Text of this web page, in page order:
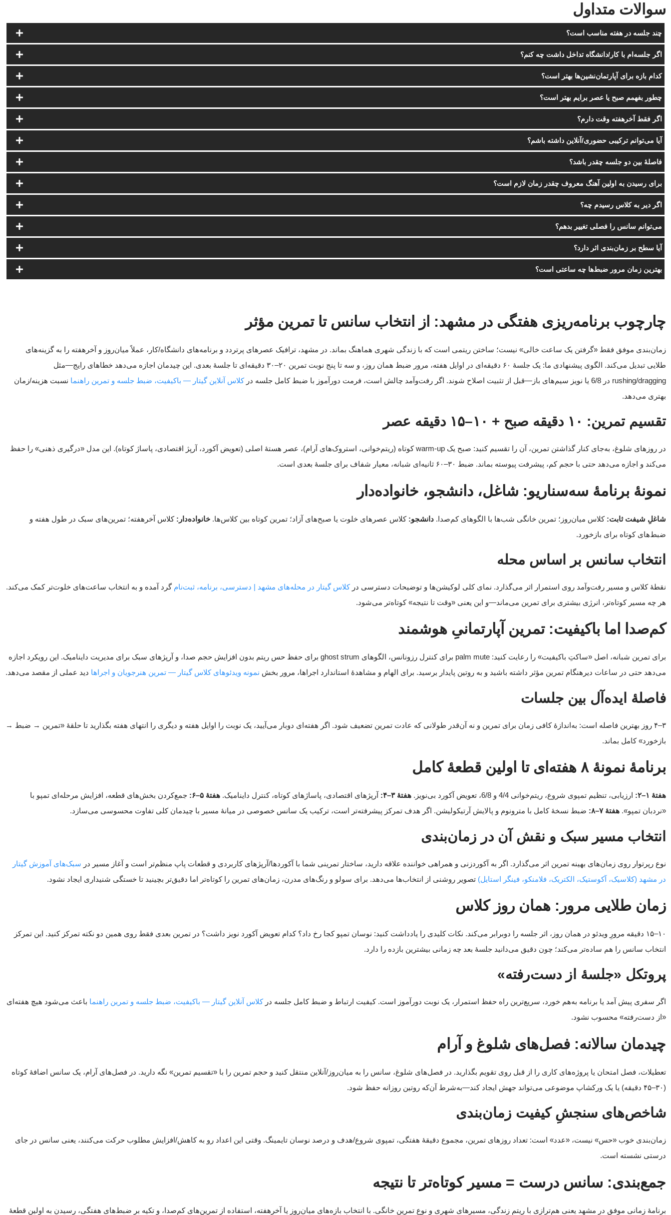
سوالات متداول
چند جلسه در هفته مناسب است؟
اگر جلسه‌ام با کار/دانشگاه تداخل داشت چه کنم؟
کدام بازه برای آپارتمان‌نشین‌ها بهتر است؟
چطور بفهمم صبح یا عصر برایم بهتر است؟
اگر فقط آخرهفته وقت دارم؟
آیا می‌توانم ترکیبی حضوری/آنلاین داشته باشم؟
فاصلهٔ بین دو جلسه چقدر باشد؟
برای رسیدن به اولین آهنگ معروف چقدر زمان لازم است؟
اگر دیر به کلاس رسیدم چه؟
می‌توانم سانس را فصلی تغییر بدهم؟
آیا سطح بر زمان‌بندی اثر دارد؟
بهترین زمان مرور ضبط‌ها چه ساعتی است؟
چارچوب برنامه‌ریزی هفتگی در مشهد: از انتخاب سانس تا تمرین مؤثر
زمان‌بندی موفق فقط «گرفتن یک ساعت خالی» نیست؛ ساختن ریتمی است که با زندگی شهری هماهنگ بماند. در مشهد، ترافیک عصرهای پرتردد و برنامه‌های دانشگاه/کار، عملاً میان‌روز و آخرهفته را به گزینه‌های
طلایی تبدیل می‌کند. الگوی پیشنهادی ما: یک جلسهٔ ۶۰ دقیقه‌ای در اوایل هفته، مرور ضبط همان روز، و سه تا پنج نوبت تمرین ۲۰–۳۰ دقیقه‌ای تا جلسهٔ بعدی. این چیدمان اجازه می‌دهد خطاهای رایج—مثل
rushing/dragging در 6/8 یا نویز سیم‌های باز—قبل از تثبیت اصلاح شوند. اگر رفت‌وآمد چالش است، فرمت دورآموز با ضبط کامل جلسه در
کلاس آنلاین گیتار — باکیفیت، ضبط جلسه و تمرین راهنما نسبت هزینه/زمان
بهتری می‌دهد.
تقسیم تمرین: ۱۰ دقیقه صبح + ۱۰–۱۵ دقیقه عصر
در روزهای شلوغ، به‌جای کنار گذاشتن تمرین، آن را تقسیم کنید: صبح یک warm-up کوتاه (ریتم‌خوانی، استروک‌های آرام)، عصر هستهٔ اصلی (تعویض آکورد، آرپژ اقتصادی، پاساژ کوتاه). این مدل «درگیری ذهنی» را حفظ
می‌کند و اجازه می‌دهد حتی با حجم کم، پیشرفت پیوسته بماند. ضبط ۳۰–۶۰ ثانیه‌ای شبانه، معیار شفاف برای جلسهٔ بعدی است.
نمونهٔ برنامهٔ سه‌سناریو: شاغل، دانشجو، خانواده‌دار
شاغلِ شیفت ثابت: کلاس میان‌روز؛ تمرین خانگی شب‌ها با الگوهای کم‌صدا. دانشجو: کلاس عصرهای خلوت یا صبح‌های آزاد؛ تمرین کوتاه بین کلاس‌ها. خانواده‌دار: کلاس آخرهفته؛ تمرین‌های سبک در طول هفته و
ضبط‌های کوتاه برای بازخورد.
انتخاب سانس بر اساس محله
نقطهٔ کلاس و مسیر رفت‌وآمد روی استمرار اثر می‌گذارد. نمای کلی لوکیشن‌ها و توضیحات دسترسی درکلاس گیتار در محله‌های مشهد | دسترسی، برنامه، ثبت‌نام گرد آمده و به انتخاب ساعت‌های خلوت‌تر کمک می‌کند.
هر چه مسیر کوتاه‌تر، انرژی بیشتری برای تمرین می‌ماند—و این یعنی «وقت تا نتیجه» کوتاه‌تر می‌شود.
کم‌صدا اما باکیفیت: تمرین آپارتمانیِ هوشمند
برای تمرین شبانه، اصل «ساکتِ باکیفیت» را رعایت کنید: palm mute برای کنترل رزونانس، الگوهای ghost strum برای حفظ حس ریتم بدون افزایش حجم صدا، و آرپژهای سبک برای مدیریت داینامیک. این رویکرد اجازه
می‌دهد حتی در ساعات دیرهنگام تمرین مؤثر داشته باشید و به روتین پایدار برسید. برای الهام و مشاهدهٔ استاندارد اجراها، مرور بخش نمونه ویدئوهای کلاس گیتار — تمرین هنرجویان و اجراها دید عملی از مقصد می‌دهد.
فاصلهٔ ایده‌آل بین جلسات
۳–۴ روز بهترین فاصله است: به‌اندازهٔ کافی زمان برای تمرین و نه آن‌قدر طولانی که عادت تمرین تضعیف شود. اگر هفته‌ای دوبار می‌آیید، یک نوبت را اوایل هفته و دیگری را انتهای هفته بگذارید تا حلقهٔ «تمرین → ضبط →
بازخورد» کامل بماند.
برنامهٔ نمونهٔ ۸ هفته‌ای تا اولین قطعهٔ کامل
هفتهٔ ۱–۲: ارزیابی، تنظیم تمپوی شروع، ریتم‌خوانی 4/4 و 6/8، تعویض آکورد بی‌نویز. هفتهٔ ۳–۴: آرپژهای اقتصادی، پاساژهای کوتاه، کنترل داینامیک. هفتهٔ ۵–۶:
جمع‌کردن بخش‌های قطعه، افزایش مرحله‌ای تمپو با
«نردبان تمپو». هفتهٔ ۷–۸: ضبط نسخهٔ کامل با مترونوم و پالایش آرتیکولیشن. اگر هدف تمرکز پیشرفته‌تر است، ترکیب یک سانس خصوصی در میانهٔ مسیر با چیدمان کلی تفاوت محسوسی می‌سازد.
انتخاب مسیر سبک و نقش آن در زمان‌بندی
نوع رپرتوار روی زمان‌های بهینه تمرین اثر می‌گذارد. اگر به آکوردزنی و همراهی خواننده علاقه دارید، ساختار تمرینی شما با آکوردها/آرپژهای کاربردی و قطعات پاپ منظم‌تر است و آغاز مسیر در سبک‌های آموزش گیتار
در مشهد (کلاسیک، آکوستیک، الکتریک، فلامنکو، فینگر استایل) تصویر روشنی از انتخاب‌ها می‌دهد. برای سولو و رنگ‌های مدرن، زمان‌های تمرین را کوتاه‌تر اما دقیق‌تر بچینید تا خستگی شنیداری ایجاد نشود.
زمان طلایی مرور: همان روز کلاس
۱۰–۱۵ دقیقه مرورِ ویدئو در همان روز، اثر جلسه را دوبرابر می‌کند. نکات کلیدی را یادداشت کنید: نوسان تمپو کجا رخ داد؟ کدام تعویض آکورد نویز داشت؟ در تمرین بعدی فقط روی همین دو نکته تمرکز کنید. این تمرکز
انتخاب سانس را هم ساده‌تر می‌کند؛ چون دقیق می‌دانید جلسهٔ بعد چه زمانی بیشترین بازده را دارد.
پروتکل «جلسهٔ از دست‌رفته»
اگر سفری پیش آمد یا برنامه به‌هم خورد، سریع‌ترین راه حفظ استمرار، یک نوبت دورآموز است. کیفیت ارتباط و ضبط کامل جلسه درکلاس آنلاین گیتار — باکیفیت، ضبط جلسه و تمرین راهنما باعث می‌شود هیچ هفته‌ای
«از دست‌رفته» محسوب نشود.
چیدمان سالانه: فصل‌های شلوغ و آرام
تعطیلات، فصل امتحان یا پروژه‌های کاری را از قبل روی تقویم بگذارید. در فصل‌های شلوغ، سانس را به میان‌روز/آنلاین منتقل کنید و حجم تمرین را با «تقسیم تمرین» نگه دارید. در فصل‌های آرام، یک سانس اضافهٔ کوتاه
(۳۰–۴۵ دقیقه) یا یک ورکشاپ موضوعی می‌تواند جهش ایجاد کند—به‌شرط آن‌که روتین روزانه حفظ شود.
شاخص‌های سنجشِ کیفیت زمان‌بندی
زمان‌بندی خوب «حس» نیست، «عدد» است: تعداد روزهای تمرین، مجموع دقیقهٔ هفتگی، تمپوی شروع/هدف و درصد نوسان تایمینگ. وقتی این اعداد رو به کاهش/افزایش مطلوب حرکت می‌کنند، یعنی سانس در جای
درستی نشسته است.
جمع‌بندی: سانس درست = مسیر کوتاه‌تر تا نتیجه
برنامهٔ زمانی موفق در مشهد یعنی هم‌ترازی با ریتم زندگی، مسیرهای شهری و نوع تمرین خانگی. با انتخاب بازه‌های میان‌روز یا آخرهفته، استفاده از تمرین‌های کم‌صدا، و تکیه بر ضبط‌های هفتگی، رسیدن به اولین قطعهٔ